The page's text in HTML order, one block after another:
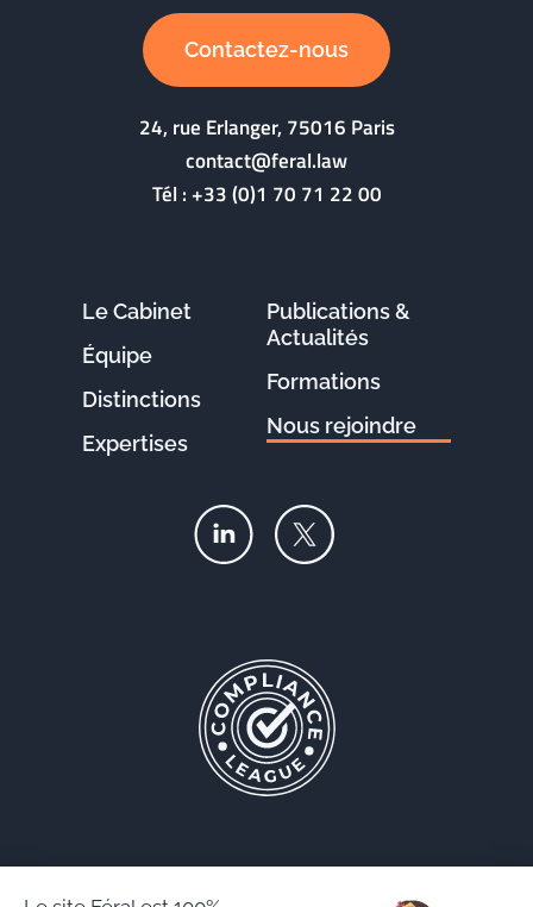
Contactez-nous
24, rue Erlanger, 75016 Paris
contact@feral.law
Tél :+33 (0)1 70 71 22 00
Le Cabinet
Équipe
Distinctions
Expertises
Publications &
Actualités
Formations
Nous rejoindre